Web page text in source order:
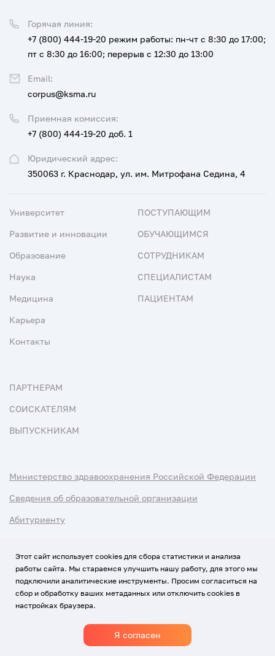
Юридический адрес:
350063 г. Краснодар, ул. им. Митрофана Седина, 4
Приемная комиссия:
+7 (800) 444-19-20 доб. 1
Горячая линия:
+7 (800) 444-19-20 режим работы: пн-чт с 8:30 до 17:00;
пт с 8:30 до 16:00; перерыв с 12:30 до 13:00
Email:
corpus@ksma.ru
Университет
Развитие и инновации
Образование
Наука
Медицина
Карьера
Контакты
ПОСТУПАЮЩИМ
ОБУЧАЮЩИМСЯ
СОТРУДНИКАМ
СПЕЦИАЛИСТАМ
ПАЦИЕНТАМ
ПАРТНЕРАМ
СОИСКАТЕЛЯМ
ВЫПУСКНИКАМ
Министерство здравоохранения Российской Федерации
Сведения об образовательной организации
Абитуриенту
Использование Cookies
Политика обработки персональных данных
© Все права защищены
Этот сайт использует cookies для сбора статистики и анализа
работы сайта. Мы стараемся улучшить нашу работу, для этого мы
подключили аналитические инструменты. Просим согласиться на
сбор и обработку ваших метаданных или отключить cookies в
настройках браузера.
Я согласен